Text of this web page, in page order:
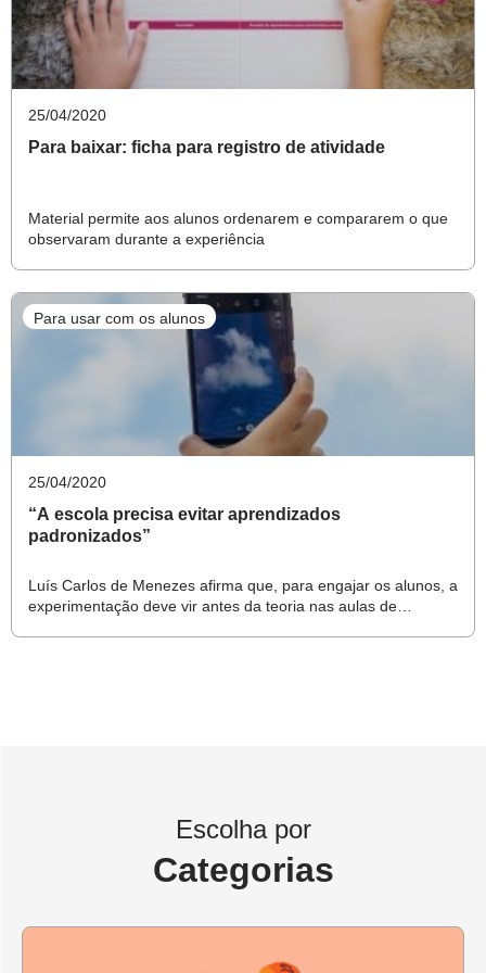
Diante da pandemia do coronavírus, este conteúdo está
aberto para todos os nossos leitores. Outros temas do
queira ler mais e ainda não tenha uma assinatura, clique
25/04/2020
Para baixar: ficha para registro de atividade
Material permite aos alunos ordenarem e compararem o que
observaram durante a experiência
Para usar com os alunos
25/04/2020
“A escola precisa evitar aprendizados
padronizados”
Luís Carlos de Menezes afirma que, para engajar os alunos, a
experimentação deve vir antes da teoria nas aulas de
Escolha por
Categorias